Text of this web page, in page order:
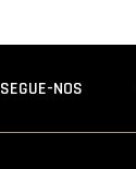
SEGUE-NOS